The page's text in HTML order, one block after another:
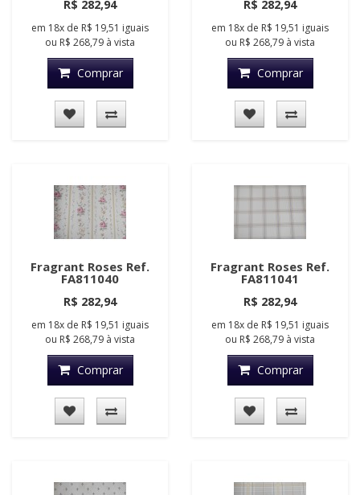
R$ 282,94
em 18x de R$ 19,51 iguais
ou R$ 268,79 à vista
Comprar
R$ 282,94
em 18x de R$ 19,51 iguais
ou R$ 268,79 à vista
Comprar
Fragrant Roses Ref.
FA811040
R$ 282,94
em 18x de R$ 19,51 iguais
ou R$ 268,79 à vista
Comprar
Fragrant Roses Ref.
FA811041
R$ 282,94
em 18x de R$ 19,51 iguais
ou R$ 268,79 à vista
Comprar